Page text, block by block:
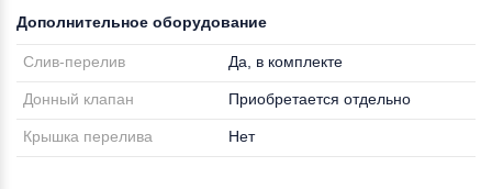
Дополнительное оборудование
Слив-перелив Да, в комплекте
Донный клапан Приобретается отдельно
Крышка перелива Нет